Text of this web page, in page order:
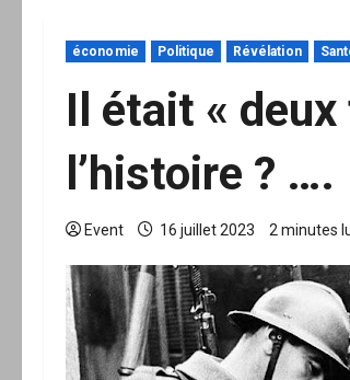
économie Politique Révélation
Il était «
l’histoire ? ….
Event 16 juillet 2023 2 minutes